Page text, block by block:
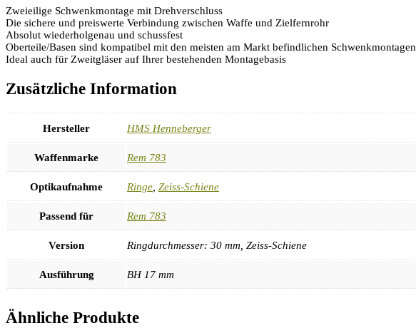
Zweieilige Schwenkmontage mit Drehverschluss
Die sichere und preiswerte Verbindung zwischen Waffe und Zielfernrohr
Absolut wiederholgenau und schussfest
Oberteile/Basen sind kompatibel mit den meisten am Markt befindlichen Schwenkmontagen
Ideal auch für Zweitgläser auf Ihrer bestehenden Montagebasis
Zusätzliche Information
Hersteller HMS Henneberger
Waffenmarke Rem 783
Optikaufnahme Ringe Zeiss-Schiene
Passend für Rem 783
Version Ringdurchmesser: 30 mm, Zeiss-Schiene
Ausführung BH 17 mm
Ähnliche Produkte